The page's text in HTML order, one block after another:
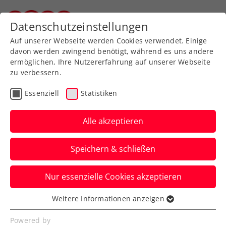
Aktuelle News
News filtern
Datenschutzeinstellungen
Auf unserer Webseite werden Cookies verwendet. Einige
davon werden zwingend benötigt, während es uns andere
ermöglichen, Ihre Nutzererfahrung auf unserer Webseite
zu verbessern.
Essenziell Statistiken
Alle akzeptieren
Speichern & schließen
Nur essenzielle Cookies akzeptieren
Essenziell
Essenzielle Cookies werden für grundlegende
Weitere Informationen anzeigen
Powered by